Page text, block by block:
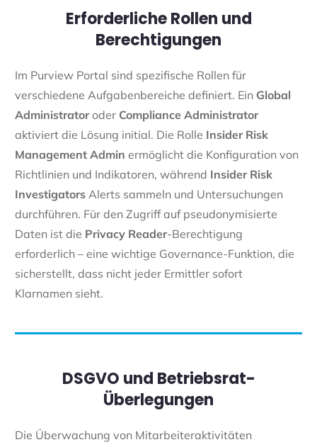
Erforderliche Rollen und
Berechtigungen
Im Purview Portal sind spezifische Rollen für
verschiedene Aufgabenbereiche definiert. Ein Global
Administratoroder Compliance Administrator
aktiviert die Lösung initial. Die Rolle Insider Risk
Management Admin ermöglicht die Konfiguration von
Richtlinien und Indikatoren, während Insider Risk
Investigators Alerts sammeln und Untersuchungen
durchführen. Für den Zugriff auf pseudonymisierte
Daten ist die Privacy Reader-Berechtigung
erforderlich – eine wichtige Governance-Funktion, die
sicherstellt, dass nicht jeder Ermittler sofort
Klarnamen sieht.
DSGVO und Betriebsrat-
Überlegungen
Die Überwachung von Mitarbeiteraktivitäten